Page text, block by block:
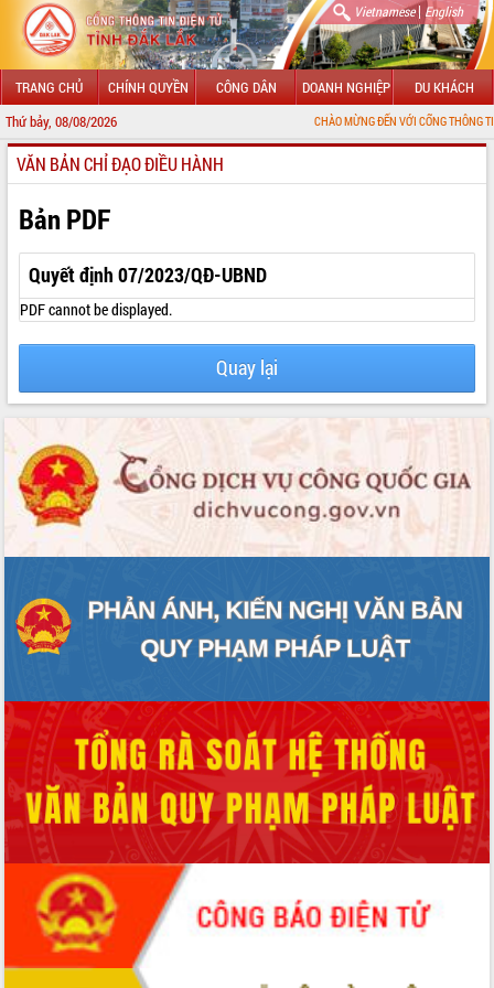
Vietnamese| English
TRANG CHỦ CHÍNH QUYỀN CÔNG DÂN DOANH NGHIỆP DU KHÁCH
Thứ bảy, 08/08/2026 CHÀO MỪNG ĐẾN VỚI CỔNG THÔNG TIN ĐIỆN TỬ
GIỚI THIỆU
LÃNH ĐẠO UBND TỈNH
TIN TỨC SỰ KIỆN
SỞ, BAN, NGÀNH
UBND CÁC XÃ, PHƯỜNG
THÔNG TIN CHỈ ĐẠO ĐIỀU HÀNH
VĂN BẢN HĐND TỈNH
ĐIỂM TIN VĂN BẢN
VĂN BẢN CHỈ ĐẠO ĐIỀU HÀNH
Bản PDF
Quyết định 07/2023/QĐ-UBND
PDF cannot be displayed.
Quay lại